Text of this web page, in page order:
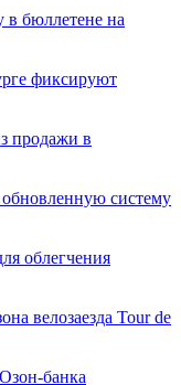
в бюллетене на
фиксируют
продажи в
систему
облегчения
велозаезда Tour de
банка